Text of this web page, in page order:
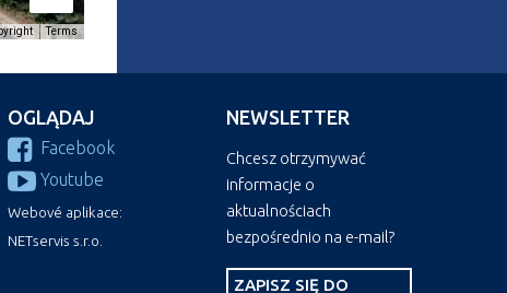
Terms
OGLĄDAJ
Facebook
Youtube
Webové aplikace:
NETservis s.r.o.
NEWSLETTER
Chcesz otrzymywać
informacje o
aktualnościach
bezpośrednio na e-mail?
ZAPISZ SIĘ DO